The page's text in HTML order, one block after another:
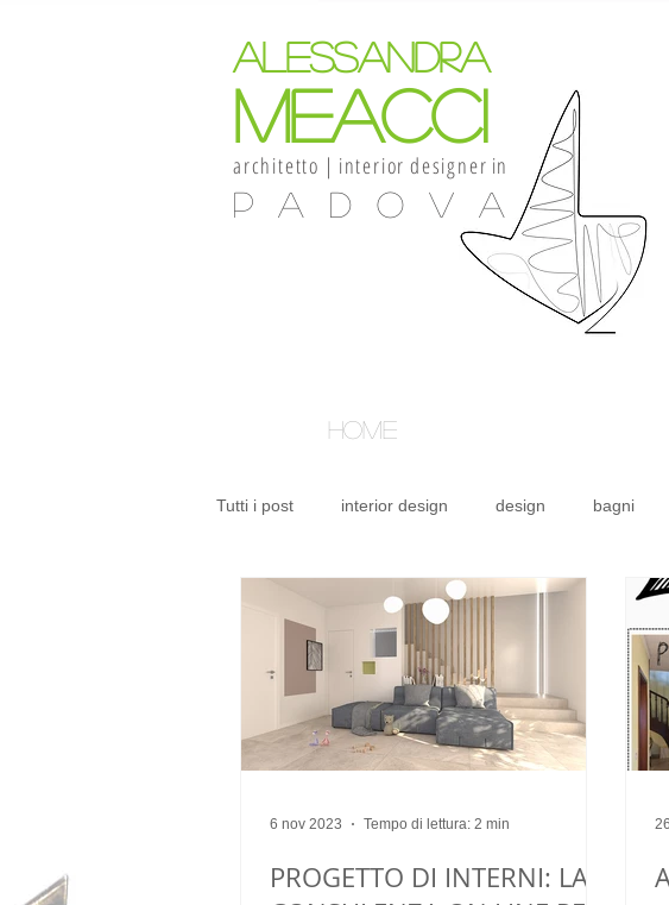
architetto | interior designer in
Padova
alessandra
meacci
HOME
Tutti i post interior design design bagni
arredatore restyling
PROGETTO DI INTERNI: LA
6 nov 2023 Tempo di lettura: 2 min